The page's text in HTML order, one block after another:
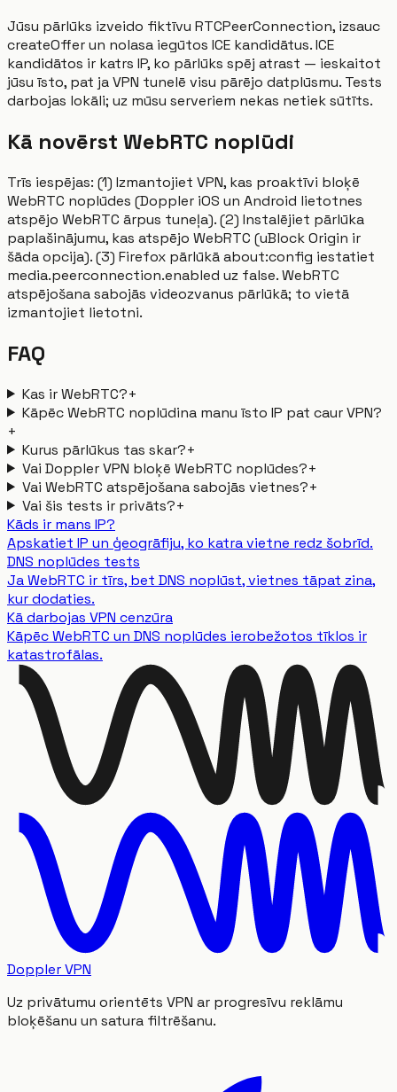
Jūsu pārlūks izveido fiktīvu RTCPeerConnection, izsauc
createOffer un nolasa iegūtos ICE kandidātus. ICE
kandidātos ir katrs IP, ko pārlūks spēj atrast — ieskaitot
jūsu īsto, pat ja VPN tunelē visu pārējo datplūsmu. Tests
darbojas lokāli; uz mūsu serveriem nekas netiek sūtīts.
Kā novērst WebRTC noplūdi
Trīs iespējas: (1) Izmantojiet VPN, kas proaktīvi bloķē
WebRTC noplūdes (Doppler iOS un Android lietotnes
atspējo WebRTC ārpus tuneļa). (2) Instalējiet pārlūka
paplašinājumu, kas atspējo WebRTC (uBlock Origin ir
šāda opcija). (3) Firefox pārlūkā about:config iestatiet
media.peerconnection.enabled uz false. WebRTC
atspējošana sabojās videozvanus pārlūkā; to vietā
izmantojiet lietotni.
FAQ
Kas ir WebRTC?+
Kāpēc WebRTC noplūdina manu īsto IP pat caur VPN?
+
Kurus pārlūkus tas skar?+
Vai Doppler VPN bloķē WebRTC noplūdes?+
Vai WebRTC atspējošana sabojās vietnes?+
Vai šis tests ir privāts?+
Kāds ir mans IP?
Apskatiet IP un ģeogrāfiju, ko katra vietne redz šobrīd.
DNS noplūdes tests
Ja WebRTC ir tīrs, bet DNS noplūst, vietnes tāpat zina,
kur dodaties.
Kā darbojas VPN cenzūra
Kāpēc WebRTC un DNS noplūdes ierobežotos tīklos ir
katastrofālas.
Doppler VPN
Uz privātumu orientēts VPN ar progresīvu reklāmu
bloķēšanu un satura filtrēšanu.